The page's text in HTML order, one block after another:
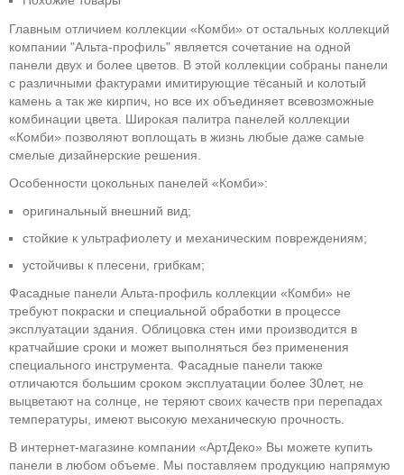
Главным отличием коллекции «Комби» от остальных коллекций
компании "Альта-профиль" является сочетание на одной
панели двух и более цветов. В этой коллекции собраны панели
с различными фактурами имитирующие тёсаный и колотый
камень а так же кирпич, но все их объединяет всевозможные
комбинации цвета. Широкая палитра панелей коллекции
«Комби» позволяют воплощать в жизнь любые даже самые
смелые дизайнерские решения.
Особенности цокольных панелей «Комби»:
оригинальный внешний вид;
стойкие к ультрафиолету и механическим повреждениям;
устойчивы к плесени, грибкам;
Фасадные панели Альта-профиль коллекции «Комби» не
требуют покраски и специальной обработки в процессе
эксплуатации здания. Облицовка стен ими производится в
кратчайшие сроки и может выполняться без применения
специального инструмента. Фасадные панели также
отличаются большим сроком эксплуатации более 30лет, не
выцветают на солнце, не теряют своих качеств при перепадах
температуры, имеют высокую механическую прочность.
В интернет-магазине компании «АртДеко» Вы можете купить
панели в любом объеме. Мы поставляем продукцию напрямую